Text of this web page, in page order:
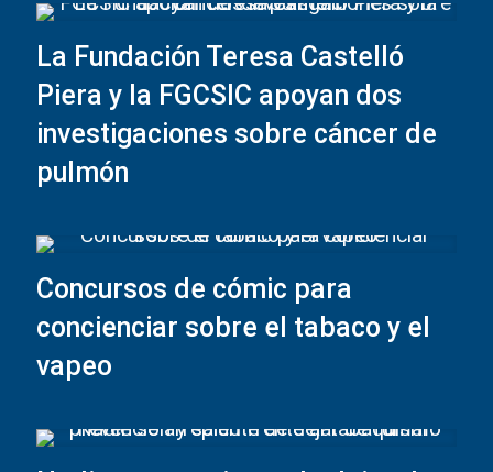
La Fundación Teresa Castelló
Piera y la FGCSIC apoyan dos
investigaciones sobre cáncer de
pulmón
Concursos de cómic para
concienciar sobre el tabaco y el
vapeo